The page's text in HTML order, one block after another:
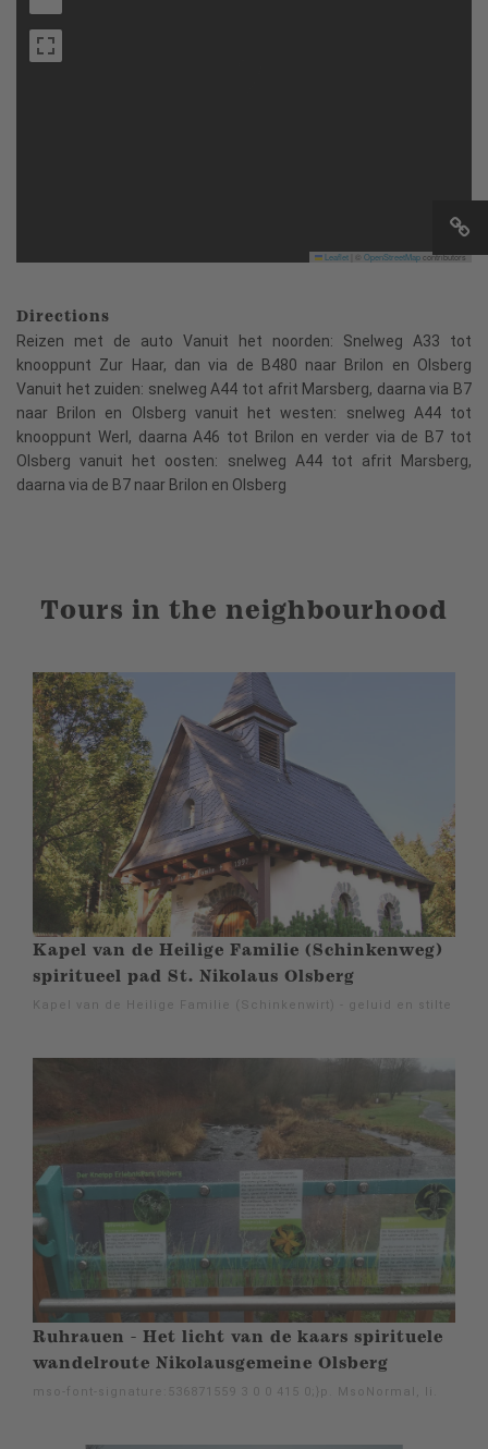
Leaflet OpenStreetMapcontributors
Directions
Reizen met de auto Vanuit het noorden: Snelweg A33 tot
knooppunt Zur Haar, dan via de B480 naar Brilon en Olsberg
Vanuit het zuiden: snelweg A44 tot afrit Marsberg, daarna via B7
naar Brilon en Olsberg vanuit het westen: snelweg A44 tot
knooppunt Werl, daarna A46 tot Brilon en verder via de B7 tot
Olsberg vanuit het oosten: snelweg A44 tot afrit Marsberg,
daarna via de B7 naar Brilon en Olsberg
Tours in the neighbourhood
Kapel van de Heilige Familie (Schinkenweg)
spiritueel pad St. Nikolaus Olsberg
Kapel van de Heilige Familie (Schinkenwirt) - geluid en stilte
Ruhrauen - Het licht van de kaars spirituele
wandelroute Nikolausgemeine Olsberg
mso-font-signature:536871559 3 0 0 415 0;}p. MsoNormal, li.